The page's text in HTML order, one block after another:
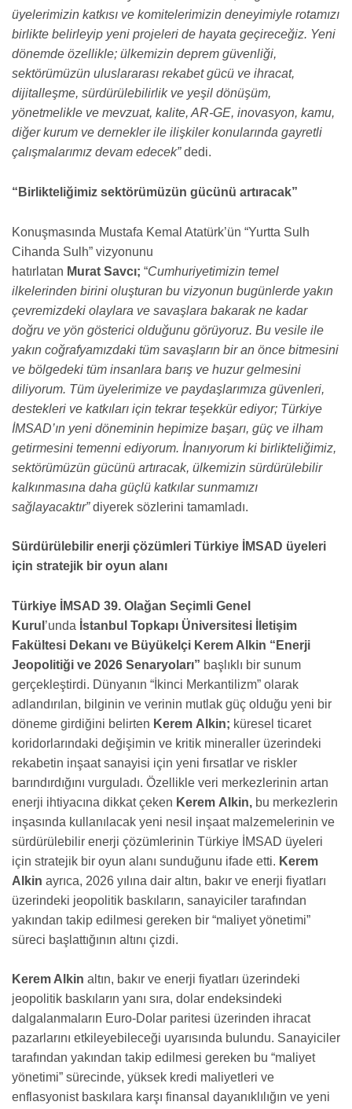
üyelerimizin katkısı ve komitelerimizin deneyimiyle rotamızı
birlikte belirleyip yeni projeleri de hayata geçireceğiz. Yeni
dönemde özellikle; ülkemizin deprem güvenliği,
sektörümüzün uluslararası rekabet gücü ve ihracat,
dijitalleşme, sürdürülebilirlik ve yeşil dönüşüm,
yönetmelikle ve mevzuat, kalite, AR-GE, inovasyon, kamu,
diğer kurum ve dernekler ile ilişkiler konularında gayretli
çalışmalarımız devam edecek”dedi.
“Birlikteliğimiz sektörümüzün gücünü artıracak”
Konuşmasında Mustafa Kemal Atatürk’ün “Yurtta Sulh
Cihanda Sulh” vizyonunu
hatırlatan Murat Savcı; “Cumhuriyetimizin temel
ilkelerinden birini oluşturan bu vizyonun bugünlerde yakın
çevremizdeki olaylara ve savaşlara bakarak ne kadar
doğru ve yön gösterici olduğunu görüyoruz. Bu vesile ile
yakın coğrafyamızdaki tüm savaşların bir an önce bitmesini
ve bölgedeki tüm insanlara barış ve huzur gelmesini
diliyorum. Tüm üyelerimize ve paydaşlarımıza güvenleri,
destekleri ve katkıları için tekrar teşekkür ediyor; Türkiye
İMSAD’ın yeni döneminin hepimize başarı, güç ve ilham
getirmesini temenni ediyorum. İnanıyorum ki birlikteliğimiz,
sektörümüzün gücünü artıracak, ülkemizin sürdürülebilir
kalkınmasına daha güçlü katkılar sunmamızı
sağlayacaktır”diyerek sözlerini tamamladı.
Sürdürülebilir enerji çözümleri Türkiye İMSAD üyeleri
için stratejik bir oyun alanı
Türkiye İMSAD 39. Olağan Seçimli Genel
Kurul ’unda İstanbul Topkapı Üniversitesi İletişim
Fakültesi Dekanı ve Büyükelçi Kerem Alkin “Enerji
Jeopolitiği ve 2026 Senaryoları” başlıklı bir sunum
gerçekleştirdi. Dünyanın “İkinci Merkantilizm” olarak
adlandırılan, bilginin ve verinin mutlak güç olduğu yeni bir
döneme girdiğini belirten Kerem Alkin; küresel ticaret
koridorlarındaki değişimin ve kritik mineraller üzerindeki
rekabetin inşaat sanayisi için yeni fırsatlar ve riskler
barındırdığını vurguladı. Özellikle veri merkezlerinin artan
enerji ihtiyacına dikkat çeken Kerem Alkin, bu merkezlerin
inşasında kullanılacak yeni nesil inşaat malzemelerinin ve
sürdürülebilir enerji çözümlerinin Türkiye İMSAD üyeleri
için stratejik bir oyun alanı sunduğunu ifade etti. Kerem
Alkin ayrıca, 2026 yılına dair altın, bakır ve enerji fiyatları
üzerindeki jeopolitik baskıların, sanayiciler tarafından
yakından takip edilmesi gereken bir “maliyet yönetimi”
süreci başlattığının altını çizdi.
Kerem Alkin altın, bakır ve enerji fiyatları üzerindeki
jeopolitik baskıların yanı sıra, dolar endeksindeki
dalgalanmaların Euro-Dolar paritesi üzerinden ihracat
pazarlarını etkileyebileceği uyarısında bulundu. Sanayiciler
tarafından yakından takip edilmesi gereken bu “maliyet
yönetimi” sürecinde, yüksek kredi maliyetleri ve
enflasyonist baskılara karşı finansal dayanıklılığın ve yeni